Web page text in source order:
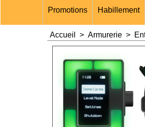
Promotions Habillement
Accueil > Armurerie >